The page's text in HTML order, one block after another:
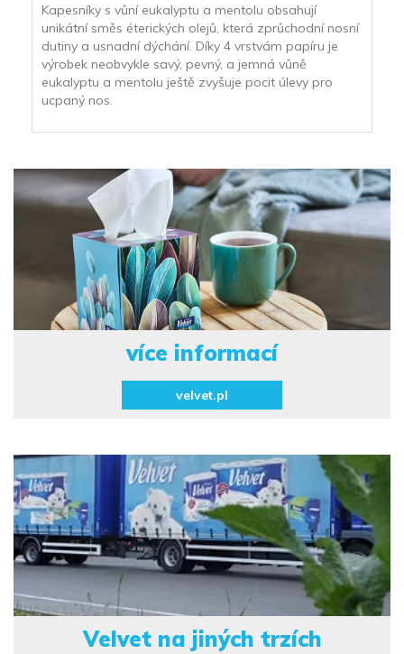
Kapesníky s vůní eukalyptu a mentolu obsahují
unikátní směs éterických olejů, která zprůchodní nosní
dutiny a usnadní dýchání. Díky 4 vrstvám papíru je
výrobek neobvykle savý, pevný, a jemná vůně
eukalyptu a mentolu ještě zvyšuje pocit úlevy pro
ucpaný nos.
více informací
velvet.pl
Velvet na jiných trzích